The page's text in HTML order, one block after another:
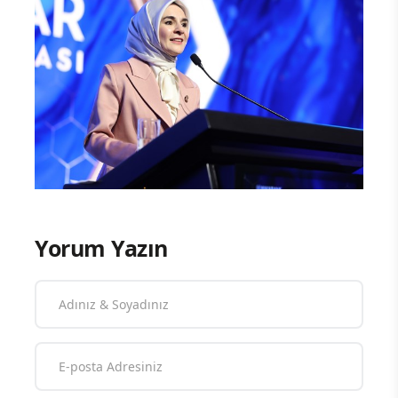
Yorum Yazın